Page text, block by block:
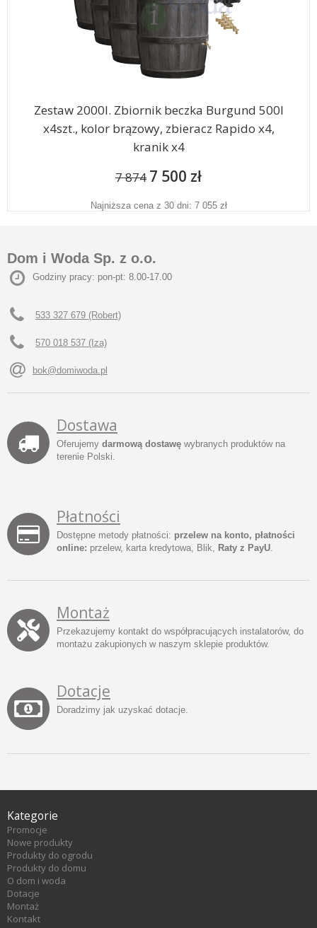
Zestaw 2000l. Zbiornik beczka Burgund 500l
x4szt., kolor brązowy, zbieracz Rapido x4,
kranik x4
7 874 7 500 zł
Najniższa cena z 30 dni: 7 055 zł
Dom i Woda Sp. z o.o.
Godziny pracy: pon-pt: 8.00-17.00
533 327 679 (Robert)
570 018 537 (Iza)
bok@domiwoda.pl
Dostawa
Oferujemy darmową dostawę wybranych produktów na
terenie Polski.
Płatności
Dostępne metody płatności: przelew na konto, płatności
online: przelew, karta kredytowa, Blik, Raty z PayU
Montaż
Przekazujemy kontakt do współpracujących instalatorów, do
montażu zakupionych w naszym sklepie produktów.
Dotacje
Doradzimy jak uzyskać dotacje.
Kategorie
Promocje
Nowe produkty
Produkty do ogrodu
Produkty do domu
O dom i woda
Dotacje
Montaż
Kontakt